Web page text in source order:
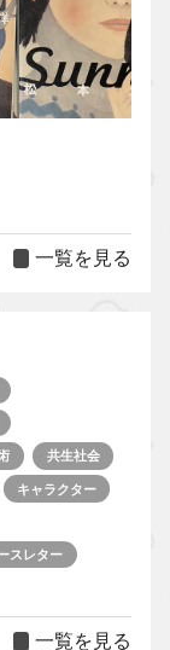
一覧を見る
共生社会
キャラクター
スレター
一覧を見る